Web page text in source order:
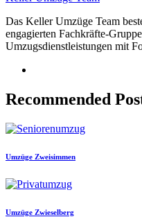
Das Keller Umzüge Team
engagierten Fachkräfte-
Umzugsdienstleistungen mit
Recommended
Umzüge Zweisimmen
Umzüge Zwieselberg